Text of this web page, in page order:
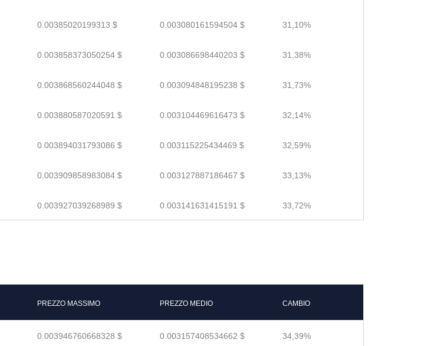
0.00385020199313 $ 0.003080161594504 $ 31,10%
0.003858373050254 $ 0.003086698440203 $ 31,38%
0.003868560244048 $ 0.003094848195238 $ 31,73%
0.003880587020591 $ 0.003104469616473 $ 32,14%
0.003894031793086 $ 0.003115225434469 $ 32,59%
0.003909858983084 $ 0.003127887186467 $ 33,13%
0.003927039268989 $ 0.003141631415191 $ 33,72%
PREZZO MASSIMO PREZZO MEDIO CAMBIO
0.003946760668328 $ 0.003157408534662 $ 34,39%